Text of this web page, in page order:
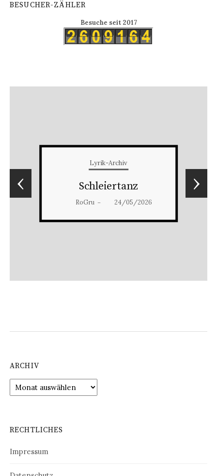
BESUCHER-ZÄHLER
Besuche seit 2017
Lyrik-Archiv
Schleiertanz
RoGru – 24/05/2026
‹ ›
ARCHIV
Archiv
RECHTLICHES
Impressum